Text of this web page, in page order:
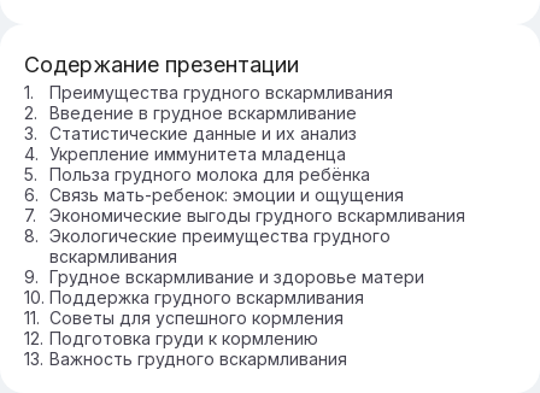
Содержание презентации
Преимущества грудного вскармливания
Введение в грудное вскармливание
Статистические данные и их анализ
Укрепление иммунитета младенца
Польза грудного молока для ребёнка
Связь мать-ребенок: эмоции и ощущения
Экономические выгоды грудного вскармливания
Экологические преимущества грудного
вскармливания
Грудное вскармливание и здоровье матери
Поддержка грудного вскармливания
Советы для успешного кормления
Подготовка груди к кормлению
Важность грудного вскармливания